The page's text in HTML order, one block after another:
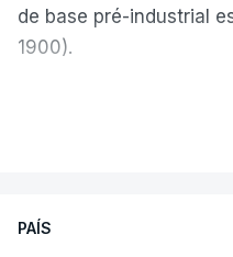
de base pré-industrial
1900).
excecional de calor
PAÍS